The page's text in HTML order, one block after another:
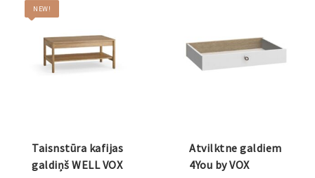
NEW!
Taisnstūra kafijas
galdiņš WELL VOX
Atvilktne galdiem
4You by VOX